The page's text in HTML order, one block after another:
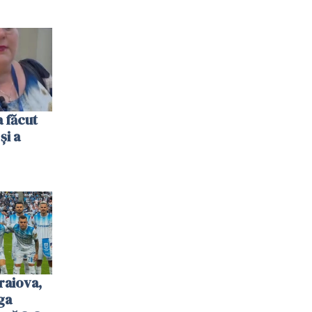
făcut
a